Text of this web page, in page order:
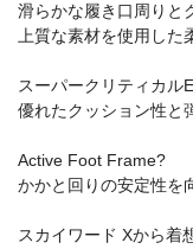
滑らかな履き口周りと
上質な素材を使用し
スーパークリティカル
優れたクッション性と
Active Foot Frame?
かかと回りの安定性を
スカイワード Xから着